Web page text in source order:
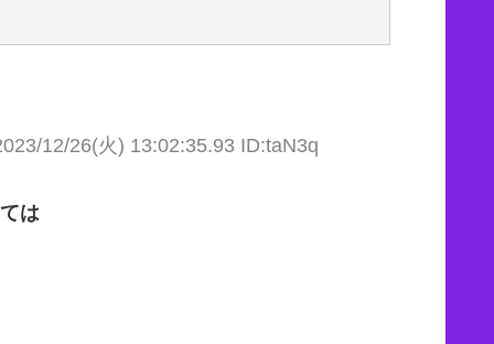
12/26(火) 13:02:35.93 ID:taN3q
は